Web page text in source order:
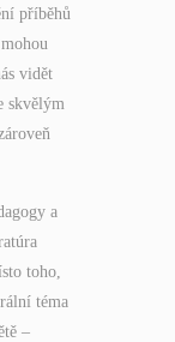
příběhů
vidět
skvělým
a
toho,
téma
–